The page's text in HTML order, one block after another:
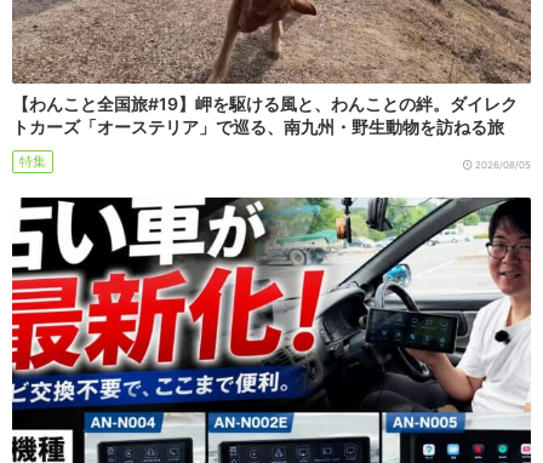
【わんこと全国旅#19】岬を駆ける風と、わんことの絆。ダイレク
トカーズ「オーステリア」で巡る、南九州・野生動物を訪ねる旅
特集 2026/08/05